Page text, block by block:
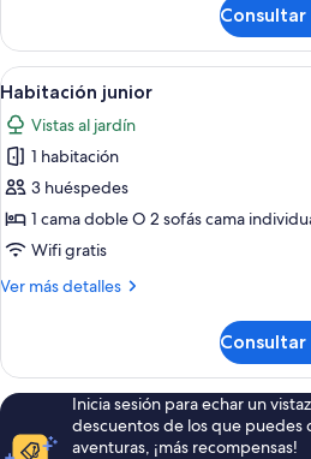
familiar,
habitación
Abrir
todas
las
fotos
de
Habitación
junior
Un
8
Habitación junior
Vistas al jardín
1 habitación
3 huéspedes
1 cama doble O 2 sofás cama
Wifi gratis
Ver más detalles
Más
junior
Inicia sesión para echar un
descuentos de los que puedes
aventuras, ¡más recompensas!